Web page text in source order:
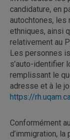
candidature, en
autochtones,
ethniques, ainsi
relativement au
Les personnes
s’auto-identifier
remplissant le
adresse et à le
https://
Conformément
d’immigration,